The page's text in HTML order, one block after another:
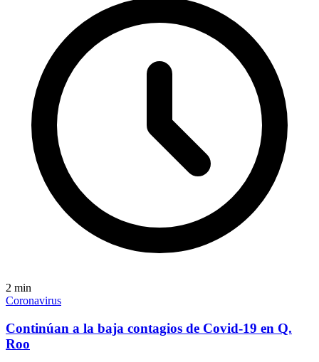
2 min
Coronavirus
Continúan a la baja contagios de Covid-19 en Q.
Roo